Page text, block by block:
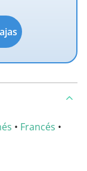
• Francés •